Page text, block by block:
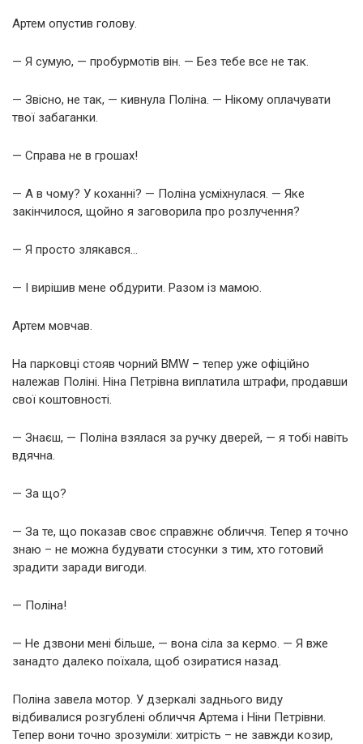
Артем опустив голову.
— Я сумую, — пробурмотів він. — Без тебе все не так.
— Звісно, не так, — кивнула Поліна. — Нікому оплачувати
твої забаганки.
— Справа не в грошах!
— А в чому? У коханні? — Поліна усміхнулася. — Яке
закінчилося, щойно я заговорила про розлучення?
— Я просто злякався…
— І вирішив мене обдурити. Разом із мамою.
Артем мовчав.
На парковці стояв чорний BMW – тепер уже офіційно
належав Поліні. Ніна Петрівна виплатила штрафи, продавши
свої коштовності.
— Знаєш, — Поліна взялася за ручку дверей, — я тобі навіть
вдячна.
— За що?
— За те, що показав своє справжнє обличчя. Тепер я точно
знаю – не можна будувати стосунки з тим, хто готовий
зрадити заради вигоди.
— Поліна!
— Не дзвони мені більше, — вона сіла за кермо. — Я вже
занадто далеко поїхала, щоб озиратися назад.
Поліна завела мотор. У дзеркалі заднього виду
відбивалися розгублені обличчя Артема і Ніни Петрівни.
Тепер вони точно зрозуміли: хитрість – не завжди козир,